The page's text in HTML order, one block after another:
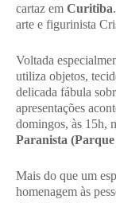
cartaz em Curitiba
arte e figurinista
Voltada
utiliza objetos,
delicada fábula
apresentações
domingos, às 15h,
Paranista
Mais do que um
homenagem às